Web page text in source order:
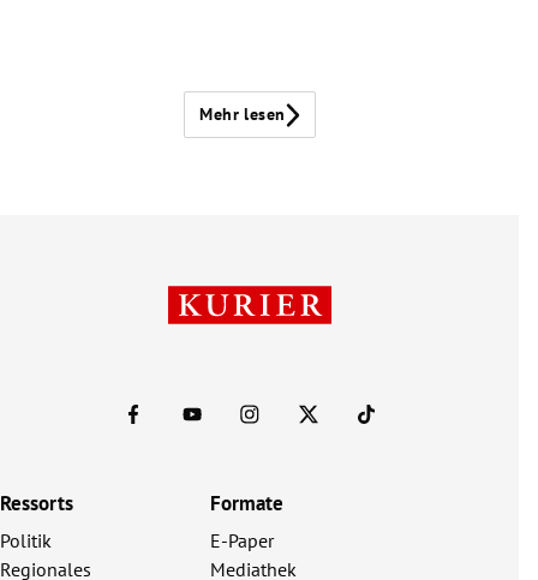
Mehr lesen
Ressorts
Politik
Regionales
Formate
E-Paper
Mediathek